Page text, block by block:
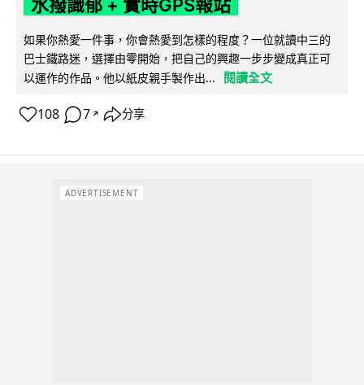
水撥識郁 + 實時GPS報站
如果你熱愛一件事，你會熱愛到怎樣的程度？一位就讀中三的
巴士鐵路迷，選擇由零開始，把自己的興趣一步步變成真正可
以運作的作品。他以紙皮親手製作出...
閱讀全文
108 7 ↗ 分享
ADVERTISEMENT